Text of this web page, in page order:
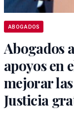
ABOGADOS
Abogados
apoyos en
mejorar
Justicia